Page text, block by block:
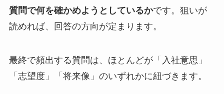
質問で何を確かめようとしているかです。狙いが
読めれば、回答の方向が定まります。
最終で頻出する質問は、ほとんどが「入社意思」
「志望度」「将来像」のいずれかに紐づきます。